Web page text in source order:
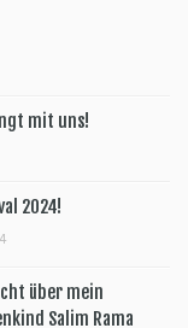
mit uns!
2024!
über mein
Salim Rama